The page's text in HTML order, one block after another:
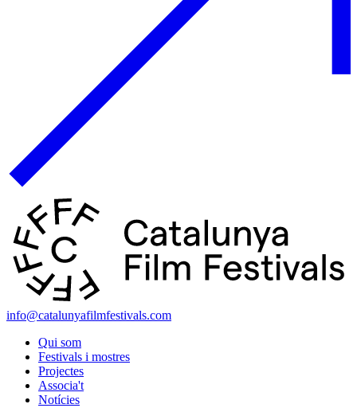
info@catalunyafilmfestivals.com
Qui som
Festivals i mostres
Projectes
Associa't
Notícies